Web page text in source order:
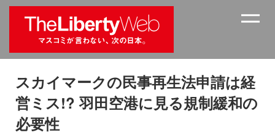
スカイマークの民事再生法申請は経
営ミス!? 羽田空港に見る規制緩和の
必要性